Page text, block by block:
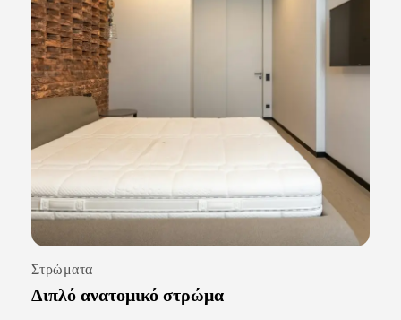
Διπλό ανατομικό στρώμα
Στρώματα